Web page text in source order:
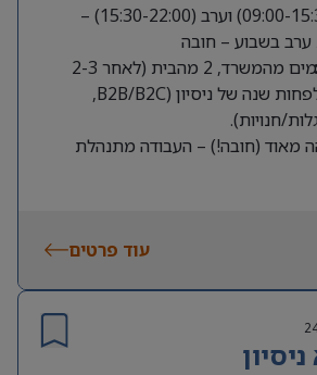
משמרות בוקר (09:00-15:30) וערב (15:30-22:00) –
3 ימים מהמשרד, 2 מהבית (לאחר 2-3
לפחות שנה של ניסיון (B2B/B2C,
חנויות).
מאוד (חובה!) – העבודה מתנהלת
עוד פרטים